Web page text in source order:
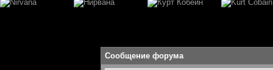
Сообщение форума